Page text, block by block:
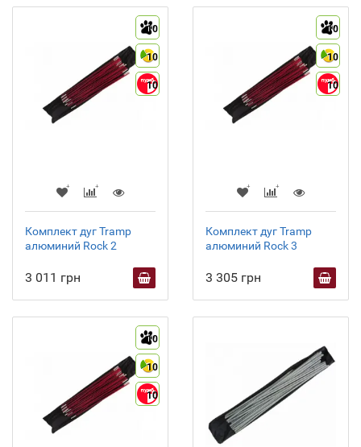
10
10
10
Комплект дуг Tramp
алюминий Rock 2
3 011 грн
10
10
10
Комплект дуг Tramp
алюминий Rock 3
3 305 грн
10
10
10